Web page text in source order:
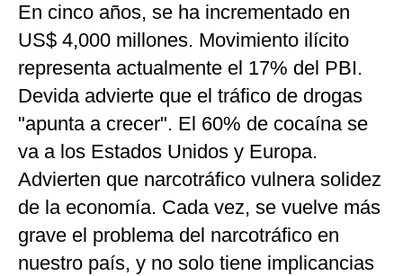
En cinco años, se ha incrementado en
US$ 4,000 millones. Movimiento ilícito
representa actualmente el 17% del PBI.
Devida advierte que el tráfico de drogas
"apunta a crecer". El 60% de cocaína se
va a los Estados Unidos y Europa.
Advierten que narcotráfico vulnera solidez
de la economía. Cada vez, se vuelve más
grave el problema del narcotráfico en
nuestro país, y no solo tiene implicancias